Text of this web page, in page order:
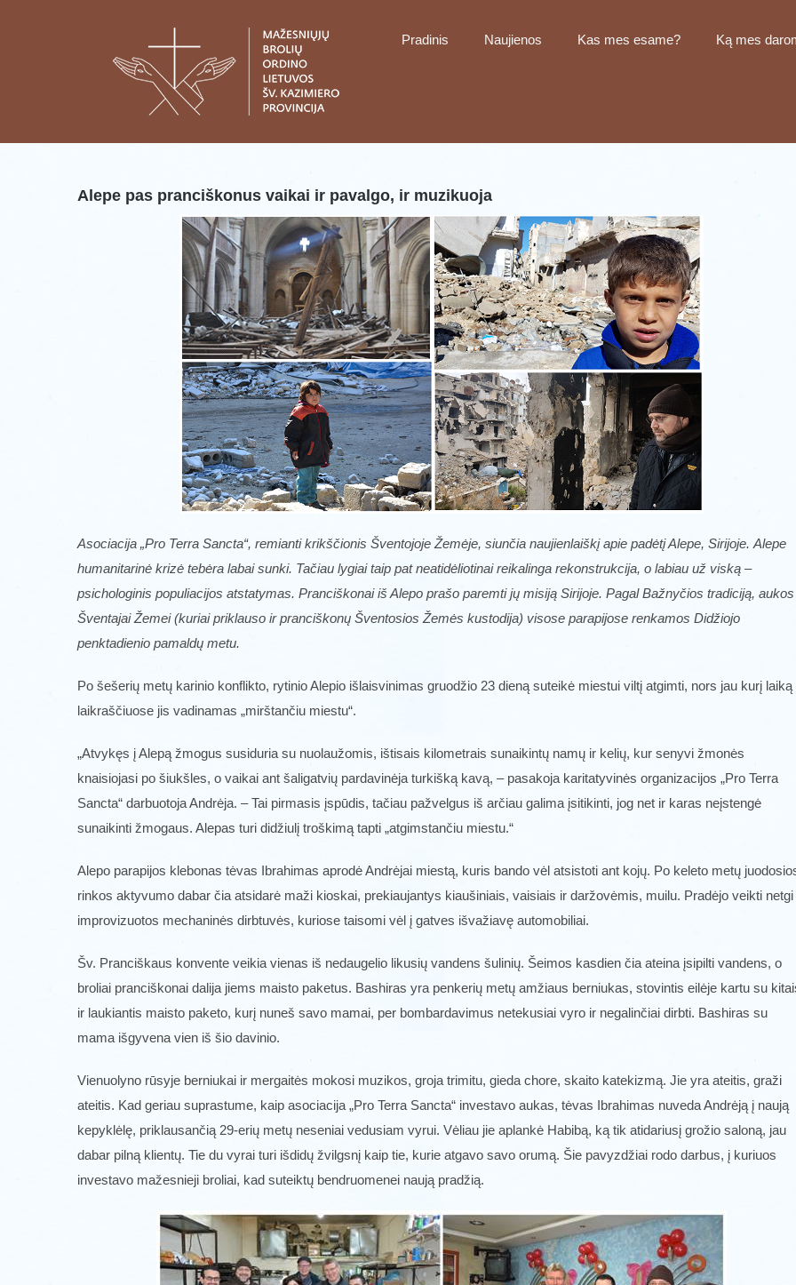
Pradinis Naujienos Kas mes esame? Ką mes
Alepe pas pranciškonus vaikai ir pavalgo, ir muzikuoja
Asociacija „Pro Terra Sancta“, remianti krikščionis Šventojoje Žemėje, siunčia naujienlaiškį apie padėtį Alepe, Sirijoje. Alepe
humanitarinė krizė tebėra labai sunki. Tačiau lygiai taip pat neatidėliotinai reikalinga rekonstrukcija, o labiau už viską –
psichologinis populiacijos atstatymas. Pranciškonai iš Alepo prašo paremti jų misiją Sirijoje. Pagal Bažnyčios tradiciją, aukos
Šventajai Žemei (kuriai priklauso ir pranciškonų Šventosios Žemės kustodija) visose parapijose renkamos Didžiojo
penktadienio pamaldų metu.
Po šešerių metų karinio konflikto, rytinio Alepio išlaisvinimas gruodžio 23 dieną suteikė miestui viltį atgimti, nors jau kurį laiką
laikraščiuose jis vadinamas „mirštančiu miestu“.
„Atvykęs į Alepą žmogus susiduria su nuolaužomis, ištisais kilometrais sunaikintų namų ir kelių, kur senyvi žmonės
knaisiojasi po šiukšles, o vaikai ant šaligatvių pardavinėja turkišką kavą, – pasakoja karitatyvinės organizacijos „Pro Terra
Sancta“ darbuotoja Andrėja. – Tai pirmasis įspūdis, tačiau pažvelgus iš arčiau galima įsitikinti, jog net ir karas neįstengė
sunaikinti žmogaus. Alepas turi didžiulį troškimą tapti „atgimstančiu miestu.“
Alepo parapijos klebonas tėvas Ibrahimas aprodė Andrėjai miestą, kuris bando vėl atsistoti ant kojų. Po keleto metų
rinkos aktyvumo dabar čia atsidarė maži kioskai, prekiaujantys kiaušiniais, vaisiais ir daržovėmis, muilu. Pradėjo veikti netgi
improvizuotos mechaninės dirbtuvės, kuriose taisomi vėl į gatves išvažiavę automobiliai.
Šv. Pranciškaus konvente veikia vienas iš nedaugelio likusių vandens šulinių. Šeimos kasdien čia ateina įsipilti vandens, o
broliai pranciškonai dalija jiems maisto paketus. Bashiras yra penkerių metų amžiaus berniukas, stovintis eilėje kartu su
ir laukiantis maisto paketo, kurį nuneš savo mamai, per bombardavimus netekusiai vyro ir negalinčiai dirbti. Bashiras su
mama išgyvena vien iš šio davinio.
Vienuolyno rūsyje berniukai ir mergaitės mokosi muzikos, groja trimitu, gieda chore, skaito katekizmą. Jie yra ateitis, graži
ateitis. Kad geriau suprastume, kaip asociacija „Pro Terra Sancta“ investavo aukas, tėvas Ibrahimas nuveda Andrėją į naują
kepyklėlę, priklausančią 29-erių metų neseniai vedusiam vyrui. Vėliau jie aplankė Habibą, ką tik atidariusį grožio saloną, jau
dabar pilną klientų. Tie du vyrai turi išdidų žvilgsnį kaip tie, kurie atgavo savo orumą. Šie pavyzdžiai rodo darbus, į kuriuos
investavo mažesnieji broliai, kad suteiktų bendruomenei naują pradžią.